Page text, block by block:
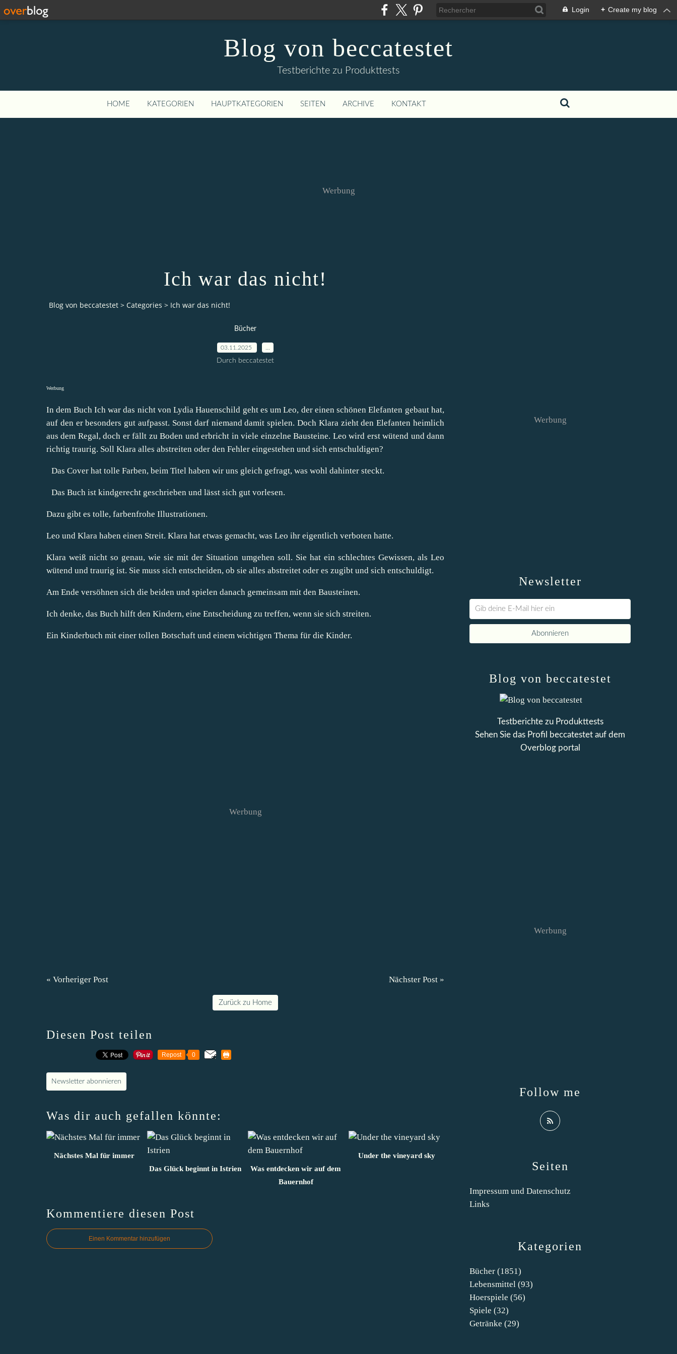
Login + Create my blog
Blog von beccatestet
Testberichte zu Produkttests
HOME KATEGORIEN HAUPTKATEGORIEN SEITEN ARCHIVE KONTAKT
Werbung
Ich war das nicht!
Blog von beccatestet > Categories > Ich war das nicht!
Bücher
03.11.2025
Durch beccatestet
Werbung
In dem Buch Ich war das nicht von Lydia Hauenschild geht es um Leo, der einen schönen Elefanten gebaut hat,
auf den er besonders gut aufpasst. Sonst darf niemand damit spielen. Doch Klara zieht den Elefanten heimlich
aus dem Regal, doch er fällt zu Boden und erbricht in viele einzelne Bausteine. Leo wird erst wütend und dann
richtig traurig. Soll Klara alles abstreiten oder den Fehler eingestehen und sich entschuldigen?
Das Cover hat tolle Farben, beim Titel haben wir uns gleich gefragt, was wohl dahinter steckt.
Das Buch ist kindgerecht geschrieben und lässt sich gut vorlesen.
Dazu gibt es tolle, farbenfrohe Illustrationen.
Leo und Klara haben einen Streit. Klara hat etwas gemacht, was Leo ihr eigentlich verboten hatte.
Klara weiß nicht so genau, wie sie mit der Situation umgehen soll. Sie hat ein schlechtes Gewissen, als Leo
wütend und traurig ist. Sie muss sich entscheiden, ob sie alles abstreitet oder es zugibt und sich entschuldigt.
Am Ende versöhnen sich die beiden und spielen danach gemeinsam mit den Bausteinen.
Ich denke, das Buch hilft den Kindern, eine Entscheidung zu treffen, wenn sie sich streiten.
Ein Kinderbuch mit einer tollen Botschaft und einem wichtigen Thema für die Kinder.
Werbung
« Vorheriger Post Nächster Post »
Zurück zu Home
Diesen Post teilen
Repost 0
Newsletter abonnieren
Was dir auch gefallen könnte:
Nächstes Mal für immer
Das Glück beginnt in Istrien
Was entdecken wir auf dem
Bauernhof
Under the vineyard sky
Kommentiere diesen Post
Einen Kommentar hinzufügen
Newsletter
Werbung
Kategorien
Bücher (1851)
Lebensmittel (93)
Hoerspiele (56)
Spiele (32)
Getränke (29)
Seiten
Impressum und Datenschutz
Links
Blog von beccatestet
Testberichte zu Produkttests
Sehen Sie das Profil
beccatestet auf dem
Overblog portal
Follow me
Werbung